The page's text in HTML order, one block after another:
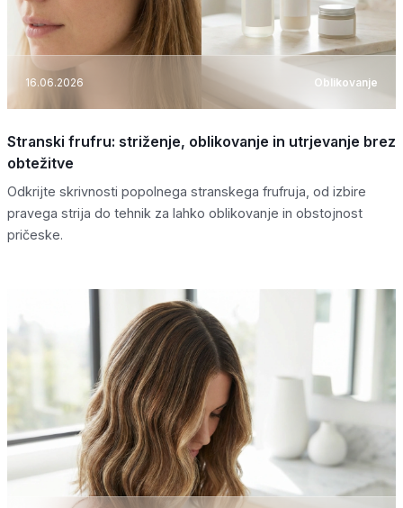
16.06.2026 Oblikovanje
Stranski frufru: striženje, oblikovanje in utrjevanje brez
obtežitve
Odkrijte skrivnosti popolnega stranskega frufruja, od izbire
pravega strija do tehnik za lahko oblikovanje in obstojnost
pričeske.